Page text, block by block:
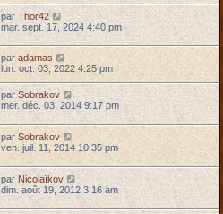
parThor42
mar. sept. 17, 2024 4:40 pm
par adamas
lun. oct. 03, 2022 4:25 pm
parSobrakov
mer. déc. 03, 2014 9:17 pm
par Sobrakov
ven. juil. 11, 2014 10:35 pm
par Nicolaïkov
dim. août 19, 2012 3:16 am